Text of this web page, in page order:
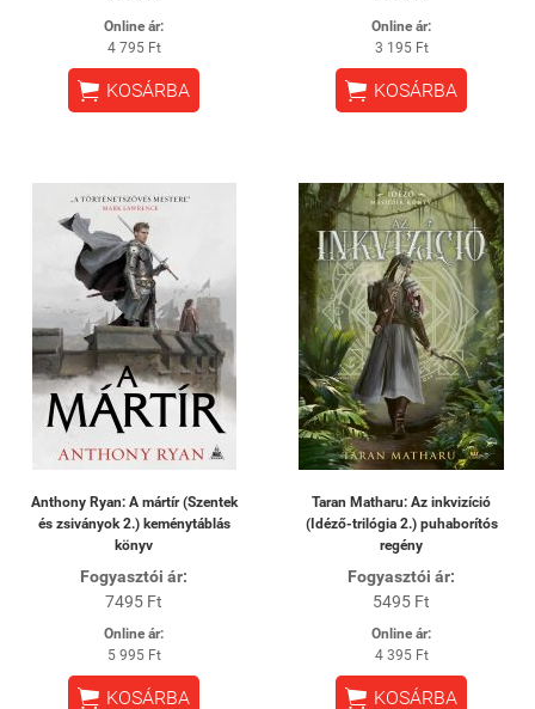
Online ár:
4 795 Ft
 KOSÁRBA
Online ár:
3 195 Ft
 KOSÁRBA
Anthony Ryan: A mártír (Szentek
és zsiványok 2.) keménytáblás
könyv
Fogyasztói ár:
7495 Ft
Online ár:
5 995 Ft
 KOSÁRBA
Taran Matharu: Az inkvizíció
(Idéző-trilógia 2.) puhaborítós
regény
Fogyasztói ár:
5495 Ft
Online ár:
4 395 Ft
 KOSÁRBA